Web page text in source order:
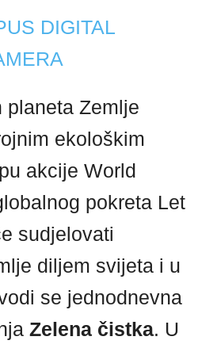
planeta Zemlje
ekološkim
akcije World
pokreta Let
sudjelovati
diljem svijeta i u
se jednodnevna
Zelena čistka. U